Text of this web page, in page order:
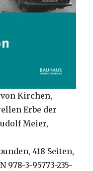
von Kirchen,
Erbe der
Meier,
418 Seiten,
978-3-95773-235-